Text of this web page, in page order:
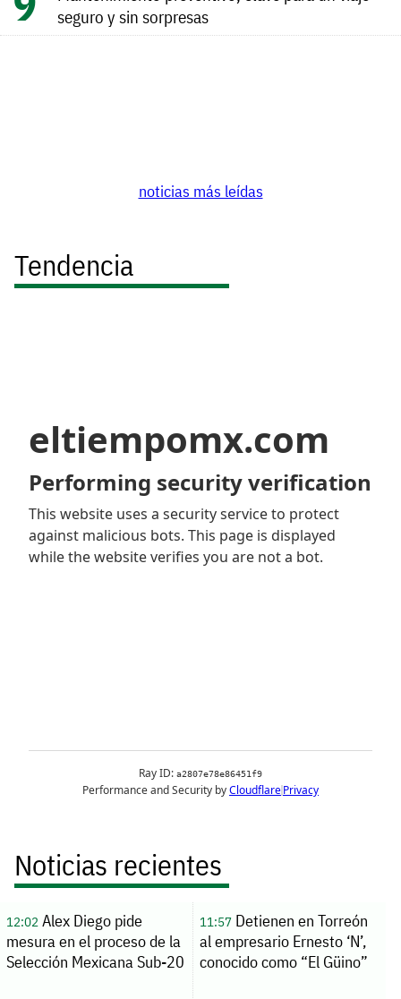
seguro y sin sorpresas
noticias más leídas
Tendencia
Noticias recientes
12:02Alex Diego pide
mesura en el proceso de la
Selección Mexicana Sub-20
11:57Detienen en Torreón
al empresario Ernesto ‘N’,
conocido como “El Güino”